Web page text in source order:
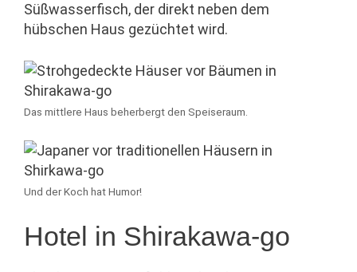
Süßwasserfisch, der direkt neben dem
hübschen Haus gezüchtet wird.
Das mittlere Haus beherbergt den Speiseraum.
Und der Koch hat Humor!
Hotel in Shirakawa-go